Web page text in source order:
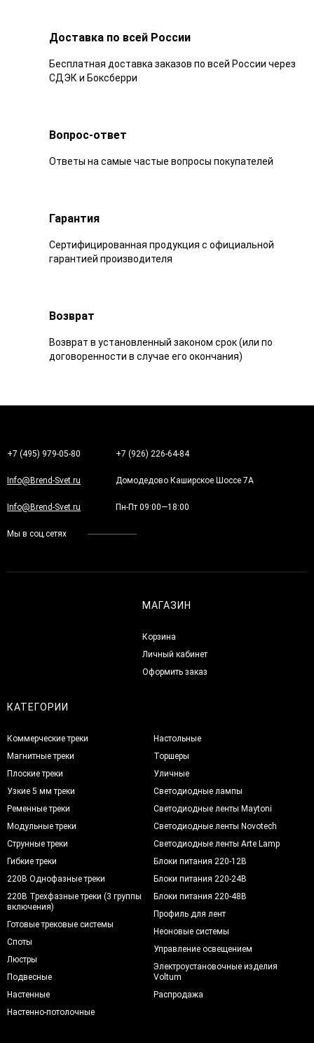
Доставка по всей России
Бесплатная доставка заказов по всей России через
СДЭК и Боксберри
Вопрос-ответ
Ответы на самые частые вопросы покупателей
Гарантия
Сертифицированная продукция с официальной
гарантией производителя
Возврат
Возврат в установленный законом срок (или по
договоренности в случае его окончания)
+7 (495) 979-05-80 +7 (926) 226-64-84
Info@Brend-Svet.ru Домодедово Каширское Шоссе 7А
Info@Brend-Svet.ru Пн-Пт 09:00—18:00
Мы в соц.сетях
МАГАЗИН
Корзина
Личный кабинет
Оформить заказ
КАТЕГОРИИ
Коммерческие треки
Магнитные треки
Плоские треки
Узкие 5 мм треки
Ременные треки
Модульные треки
Струнные треки
Гибкие треки
220В Однофазные треки
220В Трехфазные треки (3 группы
включения)
Готовые трековые системы
Споты
Люстры
Подвесные
Настенные
Настенно-потолочные
Настольные
Торшеры
Уличные
Светодиодные лампы
Светодиодные ленты Maytoni
Светодиодные ленты Novotech
Светодиодные ленты Arte Lamp
Блоки питания 220-12В
Блоки питания 220-24В
Блоки питания 220-48В
Профиль для лент
Неоновые системы
Управление освещением
Электроустановочные изделия
Voltum
Распродажа